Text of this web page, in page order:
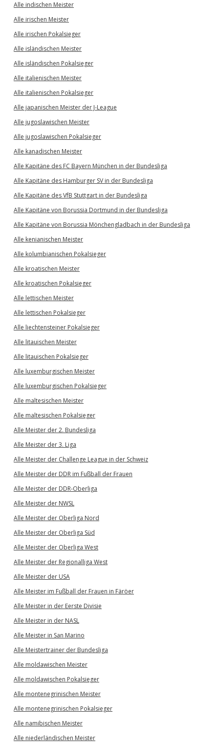
Alle indischen Meister
Alle irischen Meister
Alle irischen Pokalsieger
Alle isländischen Meister
Alle isländischen Pokalsieger
Alle italienischen Meister
Alle italienischen Pokalsieger
Alle japanischen Meister der J-League
Alle jugoslawischen Meister
Alle jugoslawischen Pokalsieger
Alle kanadischen Meister
Alle Kapitäne des FC Bayern München in der Bundesliga
Alle Kapitäne des Hamburger SV in der Bundesliga
Alle Kapitäne des VfB Stuttgart in der Bundesliga
Alle Kapitäne von Borussia Dortmund in der Bundesliga
Alle Kapitäne von Borussia Mönchengladbach in der Bundesliga
Alle kenianischen Meister
Alle kolumbianischen Pokalsieger
Alle kroatischen Meister
Alle kroatischen Pokalsieger
Alle lettischen Meister
Alle lettischen Pokalsieger
Alle liechtensteiner Pokalsieger
Alle litauischen Meister
Alle litauischen Pokalsieger
Alle luxemburgischen Meister
Alle luxemburgischen Pokalsieger
Alle maltesischen Meister
Alle maltesischen Pokalsieger
Alle Meister der 2. Bundesliga
Alle Meister der 3. Liga
Alle Meister der Challenge League in der Schweiz
Alle Meister der DDR im Fußball der Frauen
Alle Meister der DDR-Oberliga
Alle Meister der NWSL
Alle Meister der Oberliga Nord
Alle Meister der Oberliga Süd
Alle Meister der Oberliga West
Alle Meister der Regionalliga West
Alle Meister der USA
Alle Meister im Fußball der Frauen in Färöer
Alle Meister in der Eerste Divisie
Alle Meister in der NASL
Alle Meister in San Marino
Alle Meistertrainer der Bundesliga
Alle moldawischen Meister
Alle moldawischen Pokalsieger
Alle montenegrinischen Meister
Alle montenegrinischen Pokalsieger
Alle namibischen Meister
Alle niederländischen Meister